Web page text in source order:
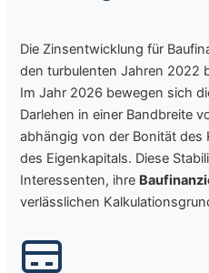
Die Zinsentwicklung für
den turbulenten Jahren 2022
Im Jahr 2026 bewegen sich
Darlehen in einer Bandbreite
abhängig von der Bonität des
des Eigenkapitals. Diese
Interessenten, ihre
verlässlichen